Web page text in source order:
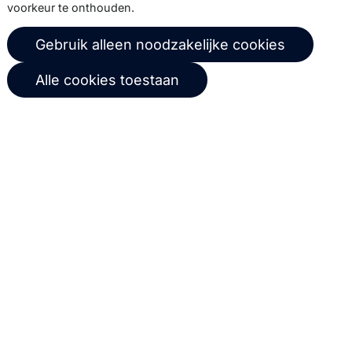
© 2026 Copernica B.V.
Algemene voorwaarden
Privacybeleid
Gebruikersovereenkomst
voorkeur te onthouden.
Gebruik alleen noodzakelijke cookies
Alle cookies toestaan